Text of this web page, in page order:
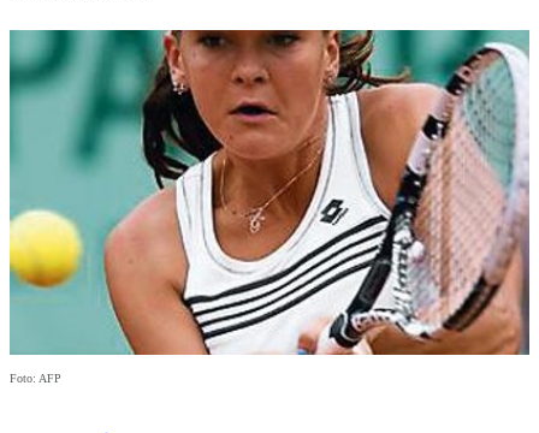
Foto: AFP